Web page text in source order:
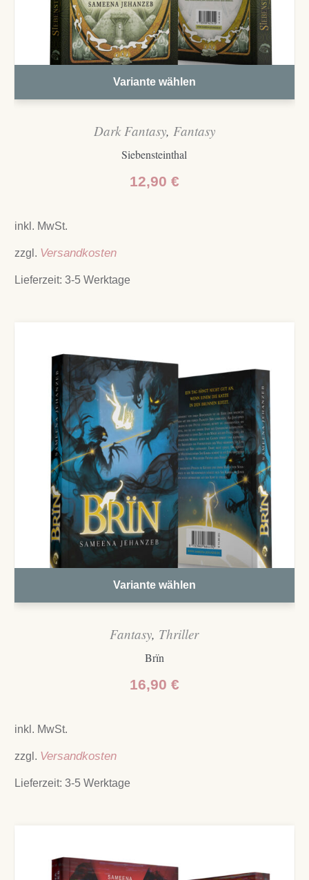
Variante wählen
Dark Fantasy, Fantasy
Siebensteinthal
12,90 €
inkl. MwSt.
zzgl. Versandkosten
Lieferzeit:3-5 Werktage
Variante wählen
Fantasy, Thriller
Brïn
16,90 €
inkl. MwSt.
zzgl. Versandkosten
Lieferzeit:3-5 Werktage